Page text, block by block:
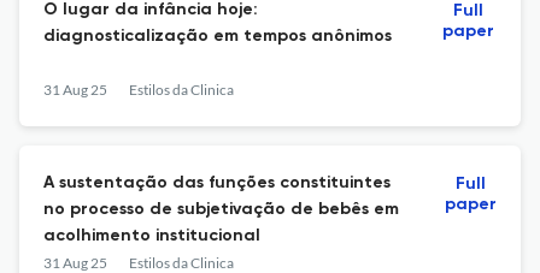
O lugar da infância hoje:
diagnosticalização em tempos anônimos
31 Aug 25 Estilos da Clinica
Full
paper
A sustentação das funções constituintes
no processo de subjetivação de bebês em
acolhimento institucional
31 Aug 25 Estilos da Clinica
Full
paper